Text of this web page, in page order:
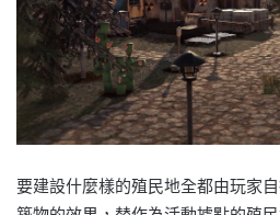
要建設什麼樣的殖民地全都由玩家